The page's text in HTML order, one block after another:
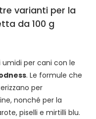
varianti per la
da 100 g
per cani con le
. Le formule che
per
nonché per la
piselli e mirtilli blu.